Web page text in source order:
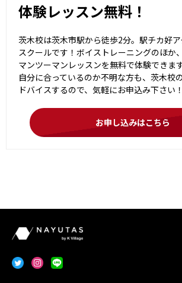
体験レッスン無料！
茨木校は茨木市駅から徒歩2分。駅チカ好
スクールです！ボイストレーニングのほか
マンツーマンレッスンを無料で体験できま
自分に合っているのか不明な方も、茨木校
ドバイスするので、気軽にお申込み下さい！
お申し込みはこちら